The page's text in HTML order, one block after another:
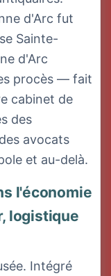
d'Arc fut
Sainte-
d'Arc
procès — fait
cabinet de
des
avocats
et au-delà.
l'économie
logistique
Intégré